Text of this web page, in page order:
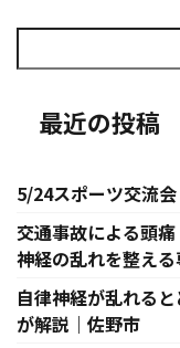
最近の投稿
5/24スポーツ交流
交通事故による頭
神経の乱れを整え
自律神経が乱れる
が解説｜佐野市